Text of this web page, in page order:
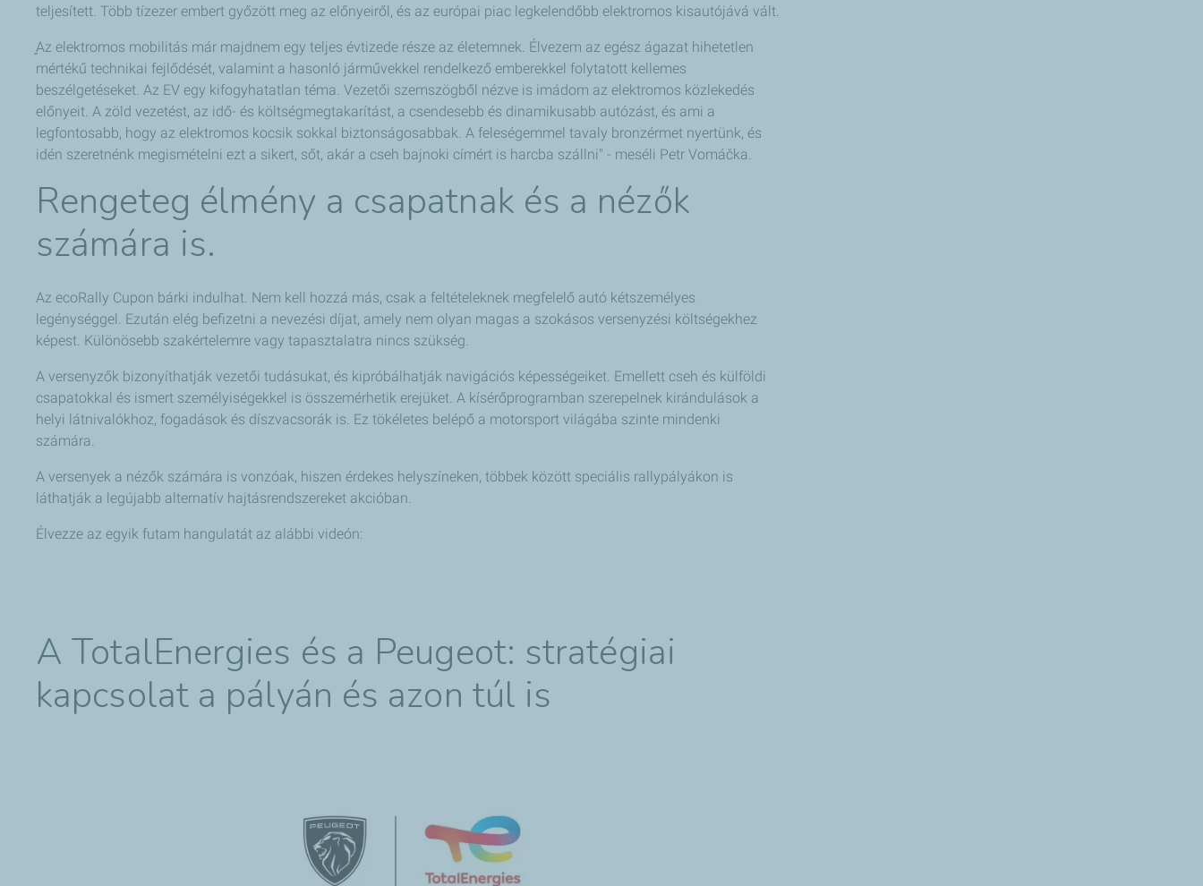
teljesített. Több tízezer embert győzött meg az előnyeiről, és az európai piac legkelendőbb elektromos kisautójává vált.
͈Az elektromos mobilitás már majdnem egy teljes évtizede része az életemnek. Élvezem az egész ágazat hihetetlen
mértékű technikai fejlődését, valamint a hasonló járművekkel rendelkező emberekkel folytatott kellemes
beszélgetéseket. Az EV egy kifogyhatatlan téma. Vezetői szemszögből nézve is imádom az elektromos közlekedés
előnyeit. A zöld vezetést, az idő- és költségmegtakarítást, a csendesebb és dinamikusabb autózást, és ami a
legfontosabb, hogy az elektromos kocsik sokkal biztonságosabbak. A feleségemmel tavaly bronzérmet nyertünk, és
idén szeretnénk megismételni ezt a sikert, sőt, akár a cseh bajnoki címért is harcba szállni" - meséli Petr Vomáčka.
Rengeteg élmény a csapatnak és a nézők
számára is.
Az ecoRally Cupon bárki indulhat. Nem kell hozzá más, csak a feltételeknek megfelelő autó kétszemélyes
legénységgel. Ezután elég befizetni a nevezési díjat, amely nem olyan magas a szokásos versenyzési költségekhez
képest. Különösebb szakértelemre vagy tapasztalatra nincs szükség.
A versenyzők bizonyíthatják vezetői tudásukat, és kipróbálhatják navigációs képességeiket. Emellett cseh és külföldi
csapatokkal és ismert személyiségekkel is összemérhetik erejüket. A kísérőprogramban szerepelnek kirándulások a
helyi látnivalókhoz, fogadások és díszvacsorák is. Ez tökéletes belépő a motorsport világába szinte mindenki
számára.
A versenyek a nézők számára is vonzóak, hiszen érdekes helyszíneken, többek között speciális rallypályákon is
láthatják a legújabb alternatív hajtásrendszereket akcióban.
Élvezze az egyik futam hangulatát az alábbi videón:
A TotalEnergies és a Peugeot: stratégiai
kapcsolat a pályán és azon túl is